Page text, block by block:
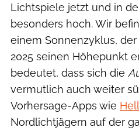
Lichtspiele jetzt und in
besonders hoch. Wir
einem Sonnenzyklus,
2025 seinen Höhepunkt
bedeutet, dass sich die
vermutlich auch weiter
Vorhersage-Apps wie
Nordlichtjägern auf der